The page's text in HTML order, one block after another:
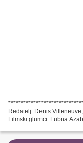
Redatelj: Denis
Filmski glumci: Lubna